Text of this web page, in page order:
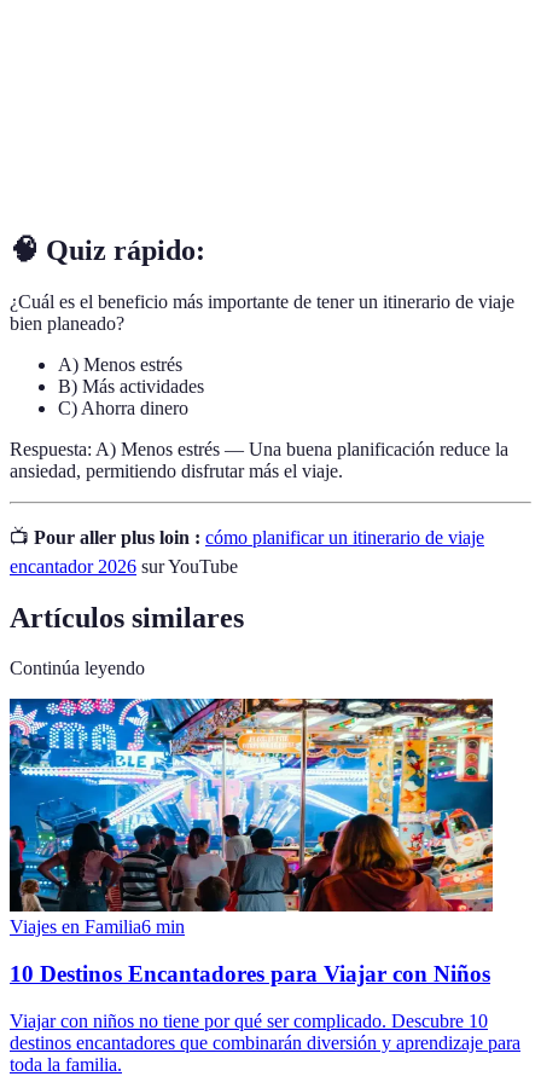
🧠 Quiz rápido:
¿Cuál es el beneficio más importante de tener un itinerario de viaje
bien planeado?
A) Menos estrés
B) Más actividades
C) Ahorra dinero
Respuesta: A) Menos estrés — Una buena planificación reduce la
ansiedad, permitiendo disfrutar más el viaje.
📺 Pour aller plus loin : cómo planificar un itinerario de viaje
encantador 2026 sur YouTube
Artículos similares
Continúa leyendo
Viajes en Familia6 min
10 Destinos Encantadores para Viajar con Niños
Viajar con niños no tiene por qué ser complicado. Descubre 10
destinos encantadores que combinarán diversión y aprendizaje para
toda la familia.